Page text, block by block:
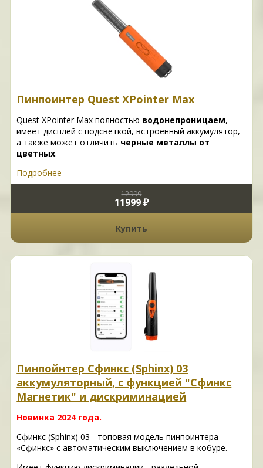
Пинпоинтер Quest XPointer Max
Quest XPointer Max полностью водонепроницаем,
имеет дисплей с подсветкой, встроенный аккумулятор,
а также может отличить черные металлы от
цветных.
Подробнее
12999
11999 ₽
Купить
Пинпойнтер Сфинкс (Sphinx) 03
аккумуляторный, с функцией "Сфинкс
Магнетик" и дискриминацией
Новинка 2024 года.
Сфинкс (Sphinx) 03 - топовая модель пинпоинтера
«Сфинкс» с автоматическим выключением в кобуре.